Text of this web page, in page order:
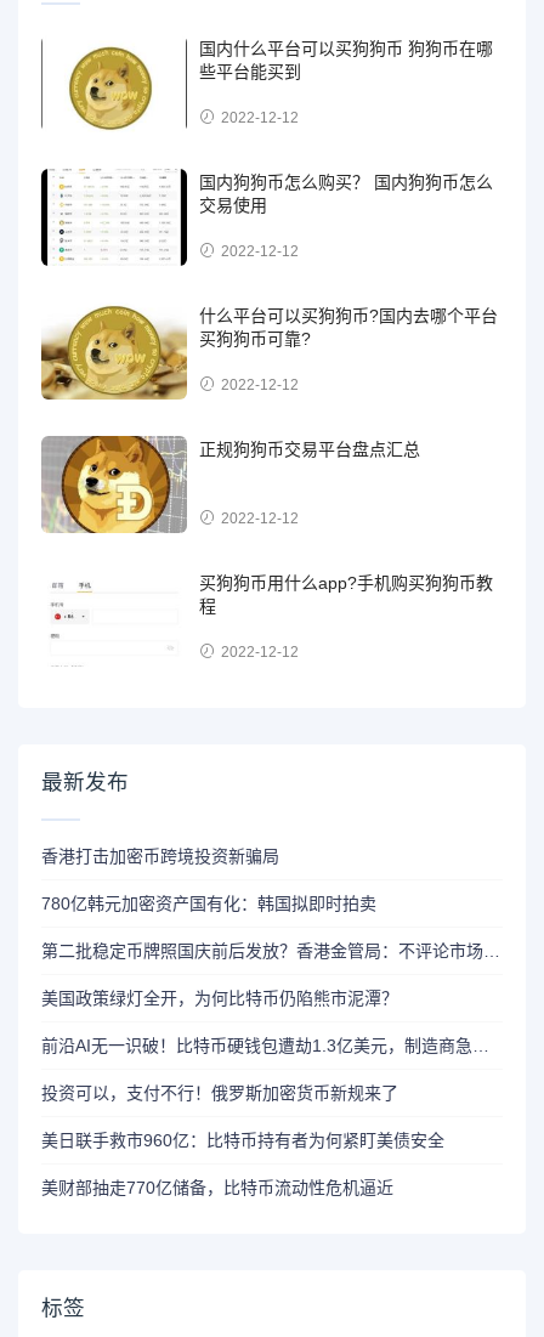
国内什么平台可以买狗狗币 狗狗币在哪
些平台能买到
2022-12-12
国内狗狗币怎么购买？ 国内狗狗币怎么
交易使用
2022-12-12
什么平台可以买狗狗币?国内去哪个平台
买狗狗币可靠?
2022-12-12
正规狗狗币交易平台盘点汇总
2022-12-12
买狗狗币用什么app?手机购买狗狗币教
程
2022-12-12
最新发布
香港打击加密币跨境投资新骗局
780亿韩元加密资产国有化：韩国拟即时拍卖
美国政策绿灯全开，为何比特币仍陷熊市泥潭？
投资可以，支付不行！俄罗斯加密货币新规来了
美日联手救市960亿：比特币持有者为何紧盯美债安全
美财部抽走770亿储备，比特币流动性危机逼近
标签